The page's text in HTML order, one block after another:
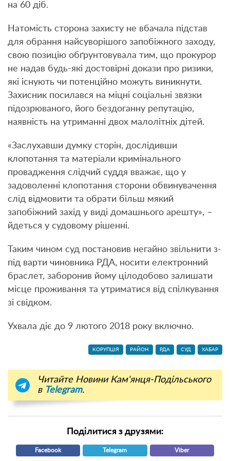
на 60 діб.
Натомість сторона захисту не вбачала підстав
для обрання найсуворішого запобіжного заходу,
свою позицію обґрунтовувала тим, що прокурор
не надав будь-які достовірні докази про ризики,
які існують чи потенційно можуть виникнути.
Захисник посилався на міцні соціальні звязки
підозрюваного, його бездоганну репутацію,
наявність на утриманні двох малолітніх дітей.
«Заслухавши думку сторін, дослідивши
клопотання та матеріали кримінального
провадження слідчий суддя вважає, що у
задоволенні клопотання сторони обвинувачення
слід відмовити та обрати більш мякий
запобіжний захід у виді домашнього арешту», –
йдеться у судовому рішенні.
Таким чином суд постановив негайно звільнити з-
під варти чиновника РДА, носити електронний
браслет, заборонив йому цілодобово залишати
місце проживання та утриматися від спілкування
зі свідком.
Ухвала діє до 9 лютого 2018 року включно.
КОРУПЦІЯ РАЙОН РДА СУД ХАБАР
Читайте Новини Кам'янця-Подільського
в Telegram.
Поділитися з друзями:
Facebook Telegram Viber